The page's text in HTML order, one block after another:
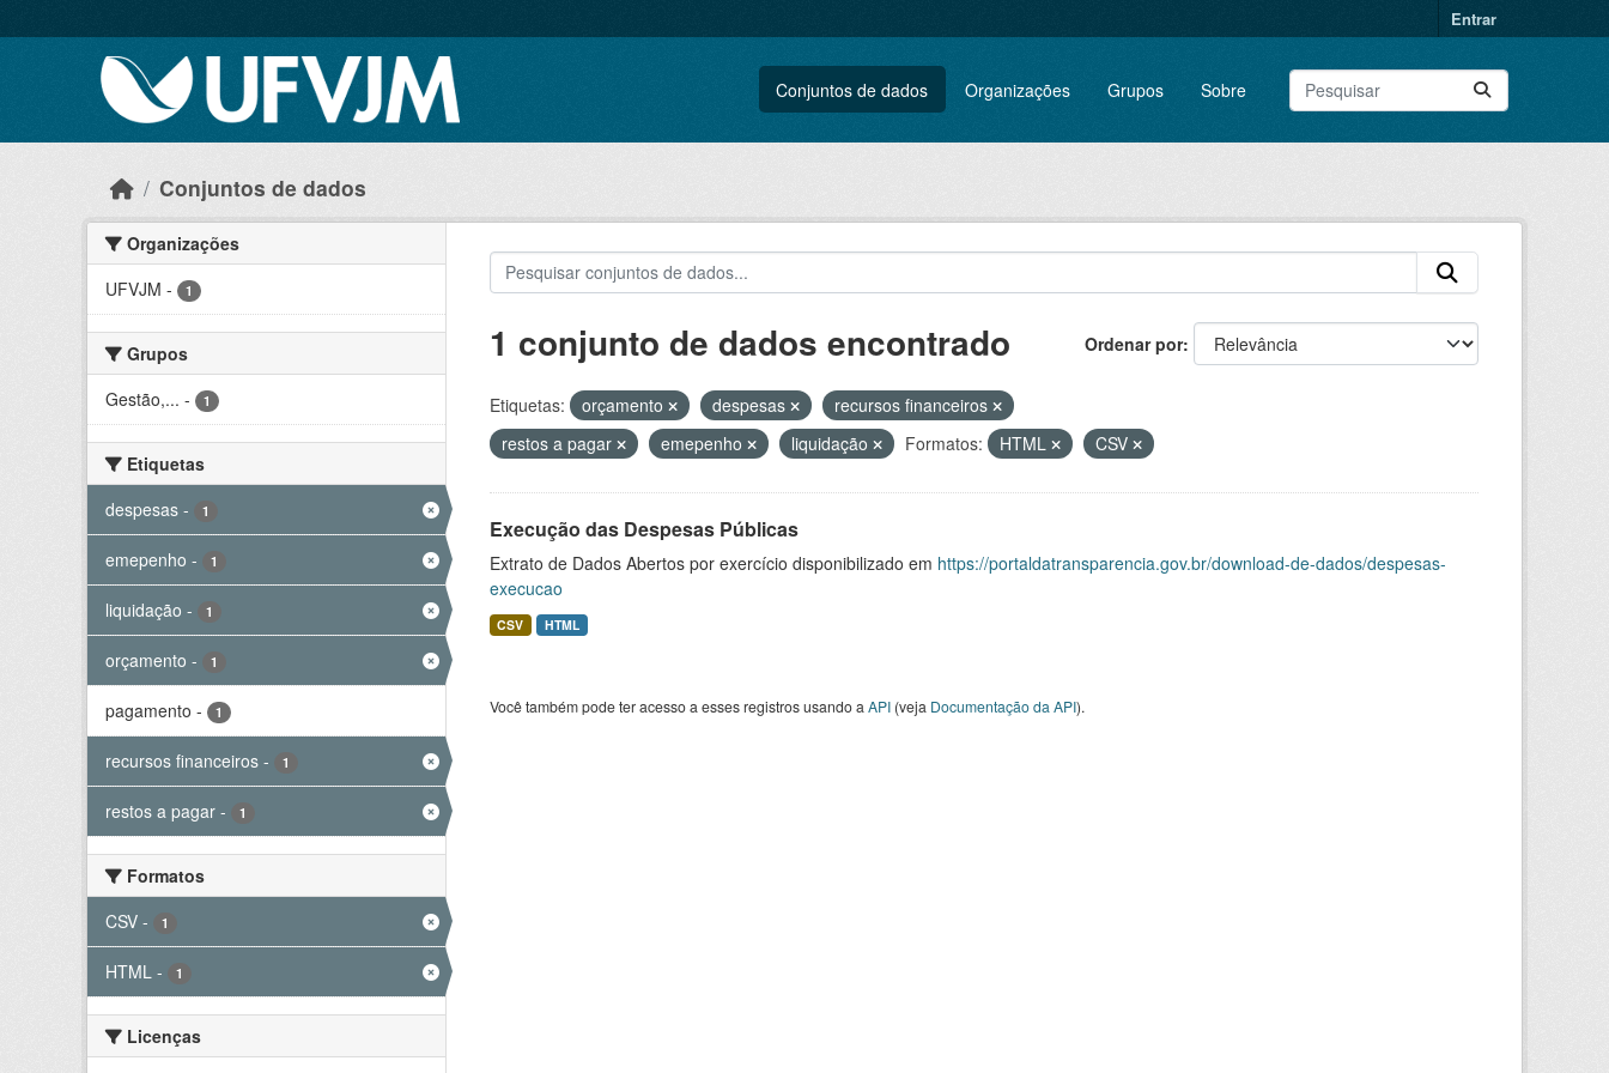
Entrar
Conjuntos de dados Organizações Grupos Sobre
Conjuntos de dados
Organizações
UFVJM - 1
Grupos
Gestão,... - 1
Etiquetas
despesas - 1
emepenho - 1
liquidação - 1
orçamento - 1
pagamento - 1
recursos financeiros - 1
restos a pagar - 1
Formatos
CSV - 1
HTML - 1
Licenças
Ordenar por
1 conjunto de dados encontrado
Etiquetas: orçamento despesas
recursos financeiros
restos a pagar
emepenho liquidação Formatos: HTML CSV
Execução das Despesas Públicas
Extrato de Dados Abertos por exercício disponibilizado em https://portaldatransparencia.gov.br/download-de-dados/despesas-
execucao
CSV HTML
Você também pode ter acesso a esses registros usando a API(veja Documentação da API).